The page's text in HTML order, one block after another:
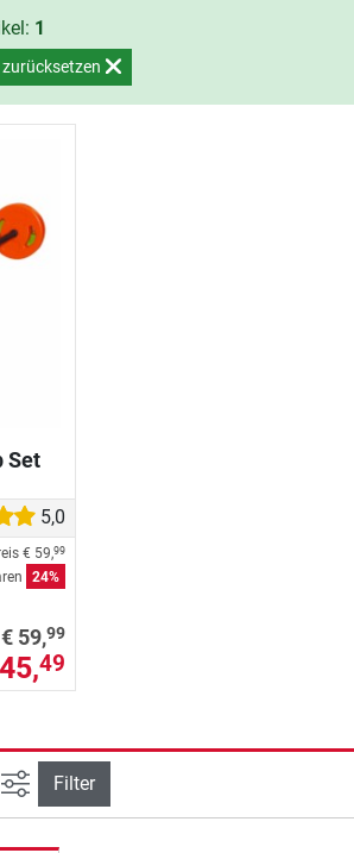
1
zurücksetzen
Set
5,0
€ 59,99
24%
€ 59,99
49
Ansicht filtern
Filter